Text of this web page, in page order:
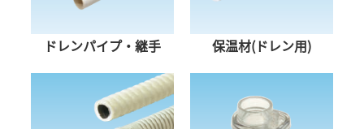
ドレンパイプ・継手 保温材(ドレン用)